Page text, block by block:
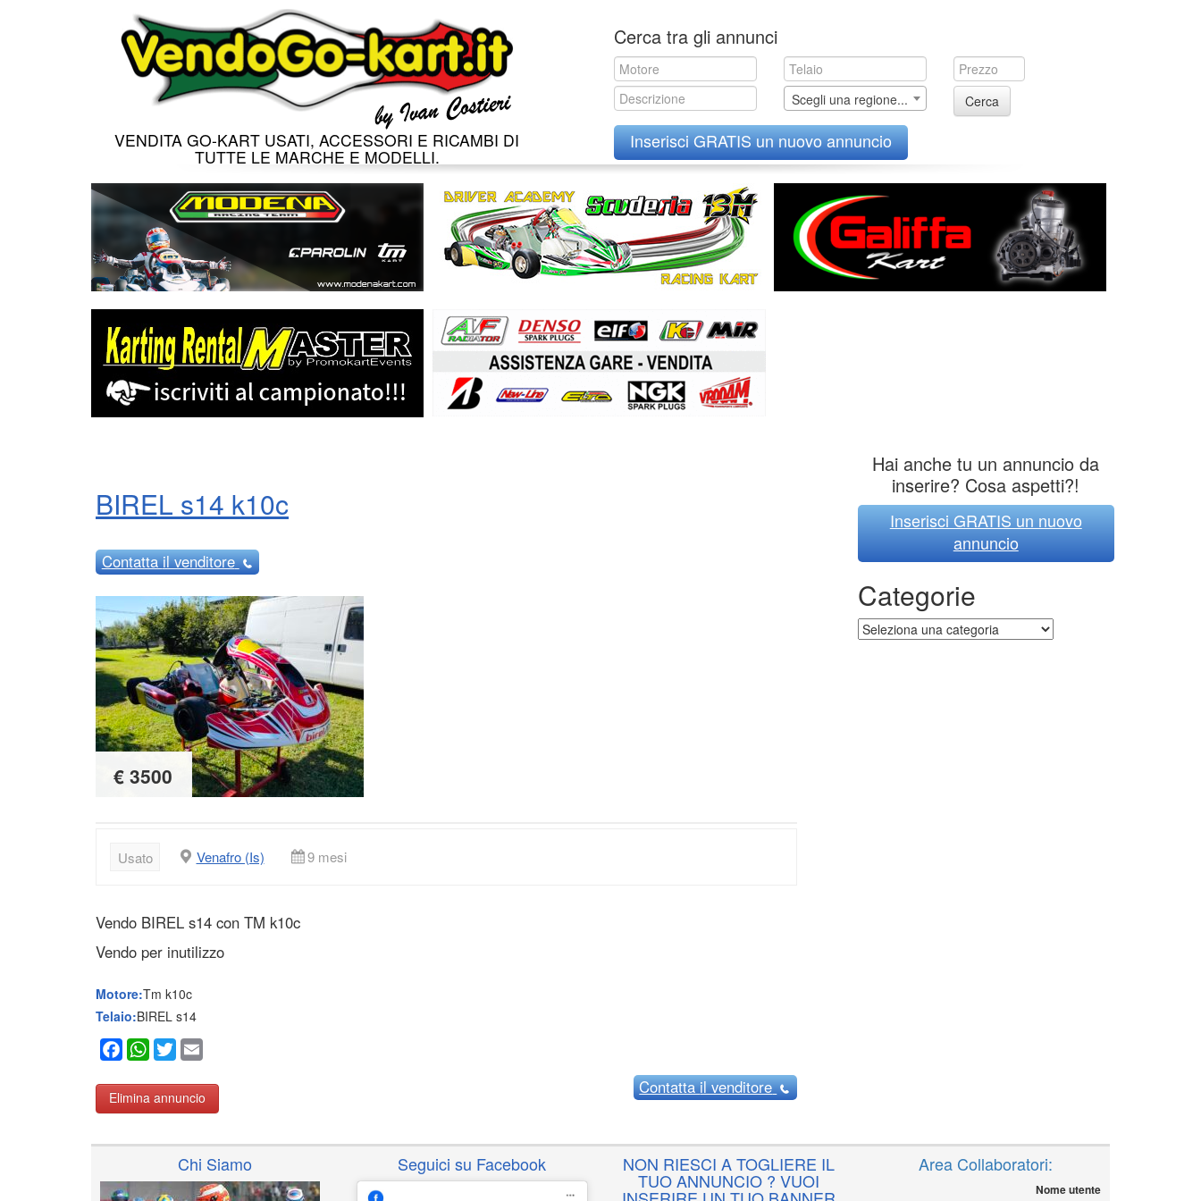
VENDITA GO-KART USATI, ACCESSORI E RICAMBI DI
TUTTE LE MARCHE E MODELLI.
to
content
Cerca tra gli annunci
Scegli una regione... Cerca
Inserisci GRATIS un nuovo annuncio
BIREL s14 k10c
Contattail venditore
€ 3500
Usato Venafro (Is) 9 mesi
Vendo BIREL s14 con TM k10c
Vendo per inutilizzo
Motore:Tm k10c
Telaio:BIREL s14
Facebook
WhatsApp
Twitter
Elimina annuncio
Contattail venditore
Hai anche tu un annuncio da
inserire? Cosa aspetti?!
Inserisci GRATIS un nuovo
annuncio
Categorie
Categorie
Chi Siamo Seguici su Facebook NON RIESCI A TOGLIERE IL
TUO ANNUNCIO ? VUOI
Area Collaboratori:
Nome utente